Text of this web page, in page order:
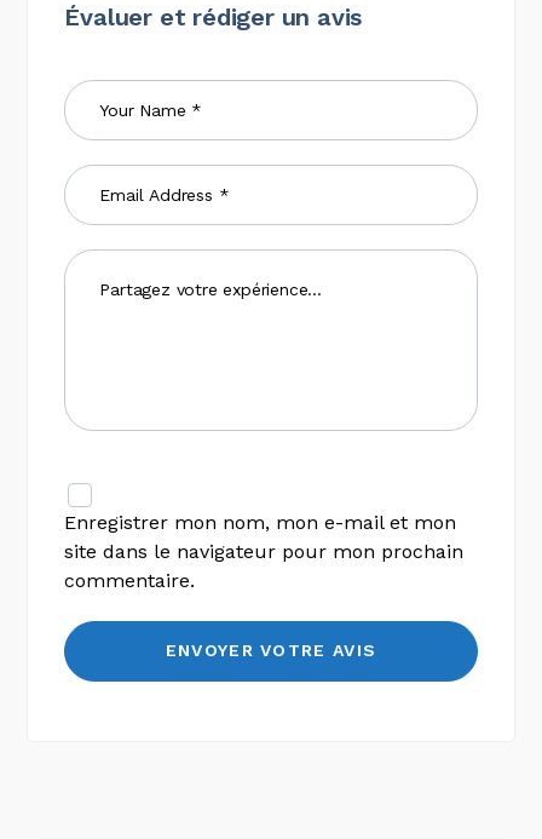
Évaluer et rédiger un avis
Enregistrer mon nom, mon e-mail et mon
site dans le navigateur pour mon prochain
commentaire.